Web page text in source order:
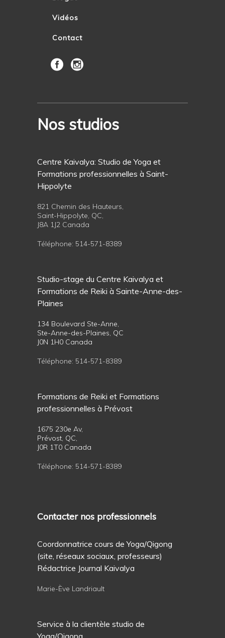
Vidéos
Contact
Nos studios
Centre Kaivalya: Studio de Yoga et
Formations professionnelles à Saint-
Hippolyte
821 Chemin des Hauteurs,
Saint-Hippolyte, QC,
J8A 1J2 Canada
Téléphone: 514-571-8389
Studio-stage du Centre Kaivalya et
Formations de Reiki à Sainte-Anne-des-
Plaines
134 Boulevard Ste-Anne,
Ste-Anne-des-Plaines, QC
J0N 1H0 Canada
Téléphone: 514-571-8389
Formations de Reiki et Formations
professionnelles à Prévost
1675 230e Av,
Prévost, QC,
J0R 1T0 Canada
Téléphone: 514-571-8389
Contacter nos professionnels
Coordonnatrice cours de Yoga/Qigong
(site, réseaux sociaux, professeurs)
Rédactrice Journal Kaivalya
Marie-Ève Landriault
Service à la clientèle studio de